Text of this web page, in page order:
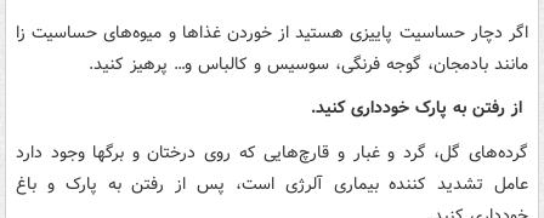
اگر دچار حساسیت پاییزی هستید از خوردن غذاها و میوه‌های حساسیت زا
مانند بادمجان، گوجه فرنگی، سوسیس و کالباس و… پرهیز کنید.
از رفتن به پارک خودداری کنید.
گرده‌های گل، گرد و غبار و قارچ‌هایی که روی درختان و برگها وجود دارد
عامل تشدید کننده بیماری آلرژی است، پس از رفتن به پارک و باغ